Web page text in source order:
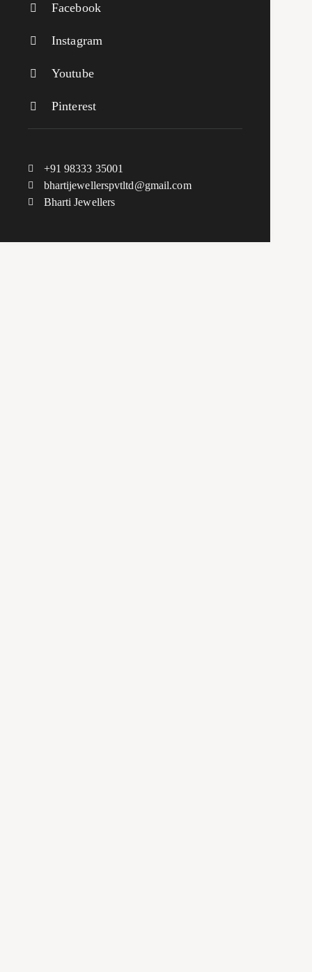
Facebook
Instagram
Youtube
Pinterest
+91 98333 35001
bhartijewellerspvtltd@gmail.com
Bharti Jewellers